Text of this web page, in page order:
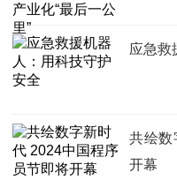
应急救
共绘数
开幕